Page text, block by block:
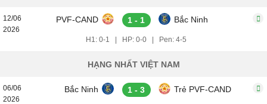
12/06
2026
PVF-CAND 1 - 1 Bắc Ninh
H1: 0-1 HP: 0-0 Pen: 4-5
HẠNG NHẤT VIỆT NAM
06/06
2026
Bắc Ninh 1 - 3 Trẻ PVF-CAND